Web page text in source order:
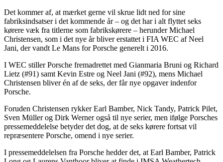
Det kommer af, at mærket gerne vil skrue lidt ned for sine
fabriksindsatser i det kommende år – og det har i alt flyttet seks
kørere væk fra titlerne som fabrikskørere – herunder Michael
Christensen, som i det nye år bliver erstattet i FIA WEC af Neel
Jani, der vandt Le Mans for Porsche generelt i 2016.
I WEC stiller Porsche fremadrettet med Gianmaria Bruni og Richard
Lietz (#91) samt Kevin Estre og Neel Jani (#92), mens Michael
Christensen bliver én af de seks, der får nye opgaver indenfor
Porsche.
Foruden Christensen rykker Earl Bamber, Nick Tandy, Patrick Pilet,
Sven Müller og Dirk Werner også til nye serier, men ifølge Porsches
pressemeddelelse betyder det dog, at de seks kørere fortsat vil
repræsentere Porsche, omend i nye serier.
I pressemeddelelsen fra Porsche hedder det, at Earl Bamber, Patrick